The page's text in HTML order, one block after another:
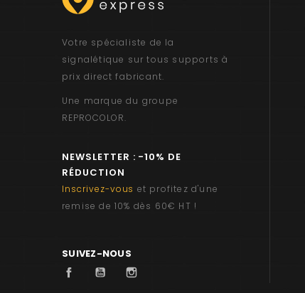
Votre spécialiste de la
signalétique sur tous supports à
prix direct fabricant.
Une marque du groupe
REPROCOLOR.
NEWSLETTER : -10% DE
RÉDUCTION
Inscrivez-vous et profitez d'une
remise de 10% dès 60€ HT !
SUIVEZ-NOUS
FacebookYouTube